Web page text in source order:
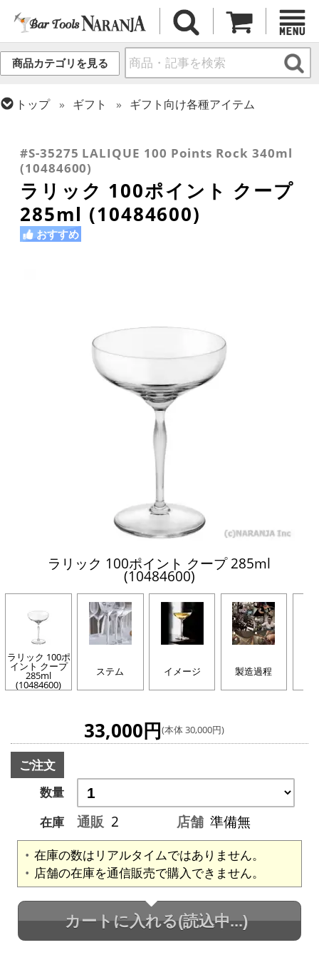
商品カテゴリを見る
トップ ギフト
ギフト向け各種アイテム
カクテルグラス (200ml以上)
#S-35275 LALIQUE 100 Points Rock 340ml
(10484600)
ラリック 100ポイント クープ
285ml (10484600)
おすすめ
ラリック 100ポイント クープ 285ml
(10484600)
ラリック 100ポ
イント クープ
285ml
(10484600)
ステム イメージ 製造過程
33,000円(本体 30,000円)
ご注文
数量
在庫
通販 2 店舗 準備無
在庫の数はリアルタイムではありません。
店舗の在庫を通信販売で購入できません。
カートに入れる(読込中...)